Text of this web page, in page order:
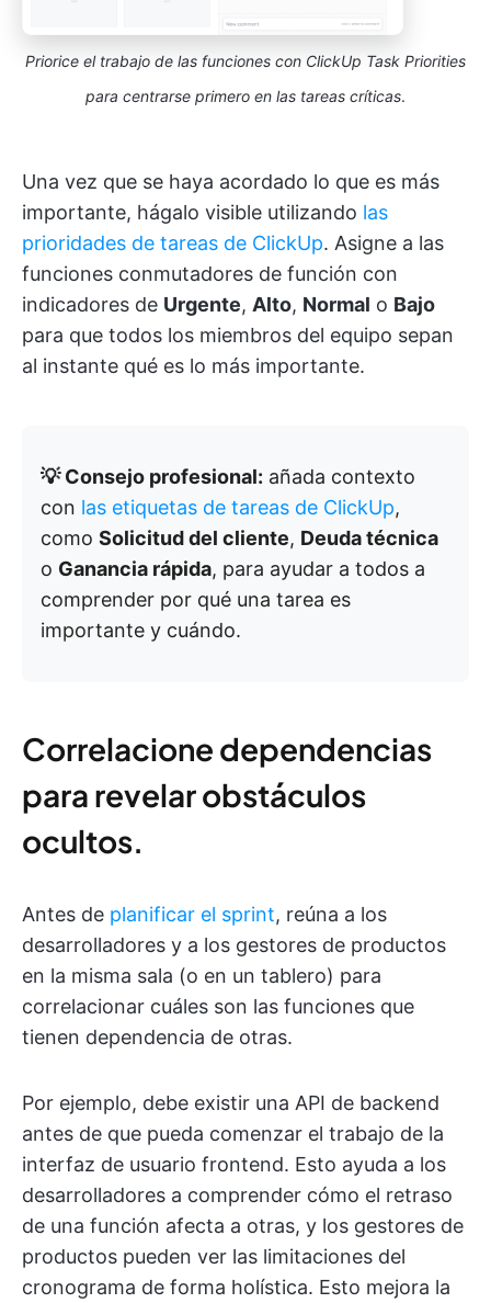
Priorice el trabajo de las funciones con ClickUp Task Priorities
para centrarse primero en las tareas críticas.
Una vez que se haya acordado lo que es más
importante, hágalo visible utilizando las
prioridades de tareas de ClickUp. Asigne a las
funciones conmutadores de función con
indicadores de Urgente, Alto, Normal o Bajo
para que todos los miembros del equipo sepan
al instante qué es lo más importante.
💡 Consejo profesional: añada contexto
con las etiquetas de tareas de ClickUp,
como Solicitud del cliente, Deuda técnica
o Ganancia rápida, para ayudar a todos a
comprender por qué una tarea es
importante y cuándo.
Correlacione dependencias
para revelar obstáculos
ocultos.
Antes de planificar el sprint, reúna a los
desarrolladores y a los gestores de productos
en la misma sala (o en un tablero) para
correlacionar cuáles son las funciones que
tienen dependencia de otras.
Por ejemplo, debe existir una API de backend
antes de que pueda comenzar el trabajo de la
interfaz de usuario frontend. Esto ayuda a los
desarrolladores a comprender cómo el retraso
de una función afecta a otras, y los gestores de
productos pueden ver las limitaciones del
cronograma de forma holística. Esto mejora la